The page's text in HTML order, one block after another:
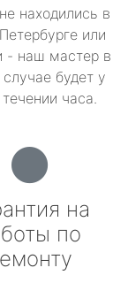
находились в
или
- наш мастер в
будет у
часа.
на
по